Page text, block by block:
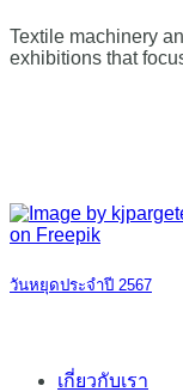
Textile machinery
exhibitions that
วันหยุดประจำปี 2567
เกี่ยวกับเรา